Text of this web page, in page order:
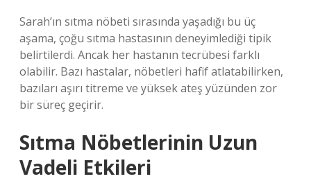
Sarah’ın sıtma nöbeti sırasında yaşadığı bu üç
aşama, çoğu sıtma hastasının deneyimlediği tipik
belirtilerdi. Ancak her hastanın tecrübesi farklı
olabilir. Bazı hastalar, nöbetleri hafif atlatabilirken,
bazıları aşırı titreme ve yüksek ateş yüzünden zor
bir süreç geçirir.
Sıtma Nöbetlerinin Uzun
Vadeli Etkileri